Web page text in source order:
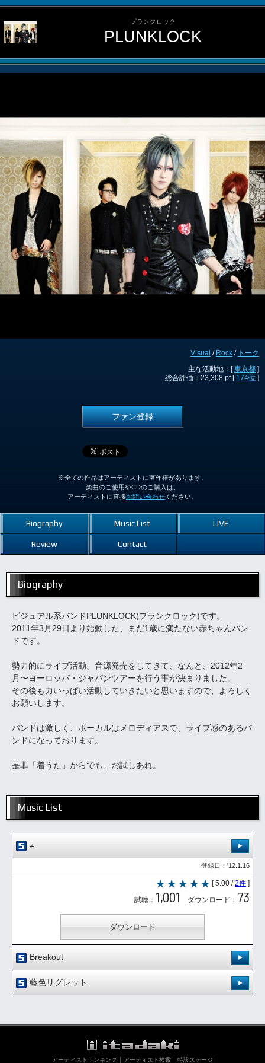
プランクロック
PLUNKLOCK
Visual / Rock / トーク
主な活動地：[東京都 ]
総合評価：23,308 pt [ 174位 ]
ファン登録
※全ての作品はアーティストに著作権があります。
楽曲のご使用やCDのご購入は、
アーティストに直接お問い合わせ ください。
Biography Music List LIVE
Review Contact
Biography
ビジュアル系バンドPLUNKLOCK(プランクロック)です。
2011年3月29日より始動した、まだ1歳に満たない赤ちゃんバン
ドです。
勢力的にライブ活動、音源発売をしてきて、なんと、2012年2
月〜ヨーロッパ・ジャパンツアーを行う事が決まりました。
その後も力いっぱい活動していきたいと思いますので、よろしく
お願いします。
バンドは激しく、ボーカルはメロディアスで、ライブ感のあるバ
ンドになっております。
是非「着うた」からでも、お試しあれ。
Music List
≠
登録日：'12.1.16
[ 5.00 /2件 ]
試聴： 1,001 ダウンロード： 73
ダウンロード
Breakout
登録日：'12.1.22
[ 5.00 /1件]
ダウンロード
藍色リグレット
アーティストランキング アーティスト検索 特設ステージ